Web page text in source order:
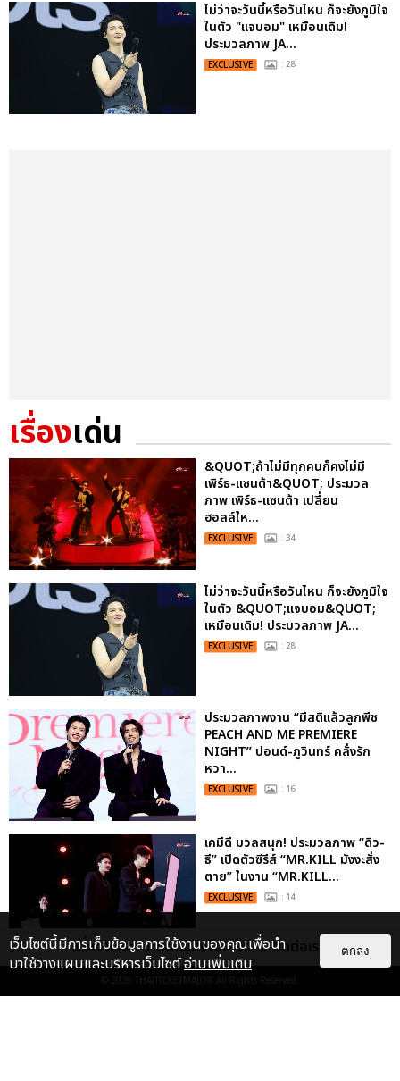
ไม่ว่าจะวันนี้หรือวันไหน ก็จะยังภูมิใจ
ในตัว "แจบอม" เหมือนเดิม!
ประมวลภาพ JA...
EXCLUSIVE : 28
เรื่องเด่น
&QUOT;ถ้าไม่มีทุกคนก็คงไม่มี
เพิร์ธ-แซนต้า&QUOT; ประมวล
ภาพ เพิร์ธ-แซนต้า เปลี่ยน
ฮอลล์ให...
EXCLUSIVE : 34
ไม่ว่าจะวันนี้หรือวันไหน ก็จะยังภูมิใจ
ในตัว &QUOT;แจบอม&QUOT;
เหมือนเดิม! ประมวลภาพ JA...
EXCLUSIVE : 28
ประมวลภาพงาน “มีสติแล้วลูกพีช
PEACH AND ME PREMIERE
NIGHT” ปอนด์-ภูวินทร์ คลั่งรัก
หวา...
EXCLUSIVE : 16
เคมีดี มวลสนุก! ประมวลภาพ “ดิว-
ธี” เปิดตัวซีรีส์ “MR.KILL มังงะสั่ง
ตาย” ในงาน “MR.KILL...
EXCLUSIVE : 14
ประมวลภาพค่ำคืนแห่งความทรงจำ
ของ ITZY และมิดจีไทย ในวันที่
หัวใจส่องสว่างไปพร้อมกัน
เกี่ยวกับเรา ติดต่อลงโฆษณา ติดต่อเรา
© 2026 THAITICKETMAJOR All Rights Reserved.
เว็บไซต์นี้มีการเก็บข้อมูลการใช้งานของคุณเพื่อนำ
มาใช้วางแผนและบริหารเว็บไซต์อ่านเพิ่มเติม
ตกลง